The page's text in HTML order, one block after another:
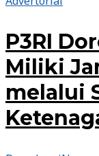
P3RI
Miliki
melalui